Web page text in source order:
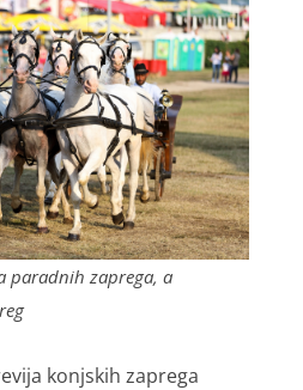
paradnih zaprega, a
konjskih zaprega